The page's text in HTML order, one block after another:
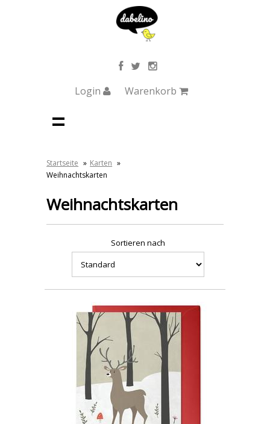
Login Warenkorb
Startseite » Karten »
Weihnachtskarten
Weihnachtskarten
Sortieren nach